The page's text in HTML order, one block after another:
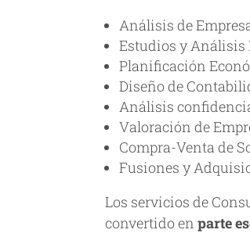
Análisis de
Estudios y
Planificación
Diseño de
Análisis
Valoración de
Compra-Venta de
Fusiones y
Los servicios de
convertido enparte